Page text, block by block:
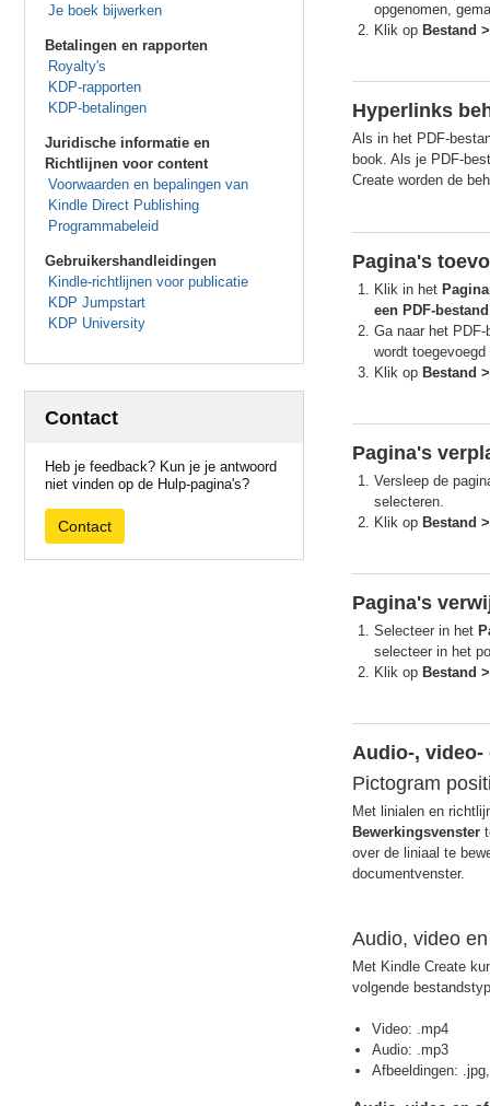
Je boek bijwerken
Betalingen en rapporten
Royalty's
KDP-rapporten
KDP-betalingen
Juridische informatie en
Richtlijnen voor content
Voorwaarden en bepalingen van
Kindle Direct Publishing
Programmabeleid
Gebruikershandleidingen
Kindle-richtlijnen voor publicatie
KDP Jumpstart
KDP University
Contact
Heb je feedback? Kun je je antwoord
niet vinden op de Hulp-pagina's?
Contact
opgenomen,
Klik op Bestand
Hyperlinks
Als in het PDF-
book. Als je PDF-
Create worden de
Pagina's
Klik in het
een PDF-
Ga naar het
wordt
Klik op Bestand
Pagina's
Versleep de
selecteren.
Klik op Bestand
Pagina's
Selecteer in het
selecteer in het
Klik op Bestand
Audio-, video-
Pictogram
Met linialen en
Bewerkingsvenster
over de liniaal te
documentvenster.
Audio, video
Met Kindle Create
volgende
Video: .mp4
Audio: .mp3
Afbeeldingen: